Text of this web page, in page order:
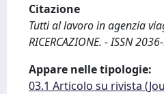
Citazione
Tutti al lavoro in agenzia
RICERCAZIONE. - ISSN
Appare nelle tipologie:
03.1 Articolo su rivista